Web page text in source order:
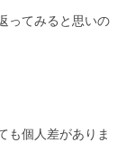
ってみると思いの
も個人差がありま